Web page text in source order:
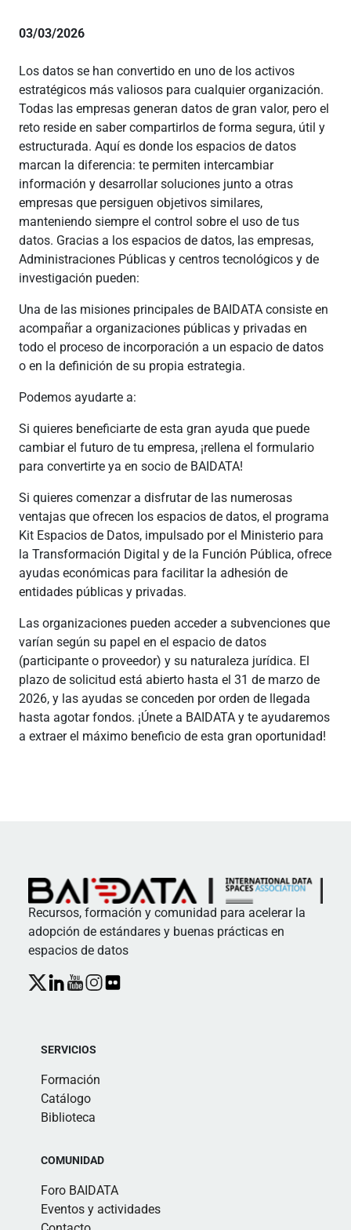
03/03/2026
Los datos se han convertido en uno de los activos
estratégicos más valiosos para cualquier organización.
Todas las empresas generan datos de gran valor, pero el
reto reside en saber compartirlos de forma segura, útil y
estructurada. Aquí es donde los espacios de datos
marcan la diferencia: te permiten intercambiar
información y desarrollar soluciones junto a otras
empresas que persiguen objetivos similares,
manteniendo siempre el control sobre el uso de tus
datos. Gracias a los espacios de datos, las empresas,
Administraciones Públicas y centros tecnológicos y de
investigación pueden:
Una de las misiones principales de BAIDATA consiste en
acompañar a organizaciones públicas y privadas en
todo el proceso de incorporación a un espacio de datos
o en la definición de su propia estrategia.
Podemos ayudarte a:
Si quieres beneficiarte de esta gran ayuda que puede
cambiar el futuro de tu empresa, ¡rellena el formulario
para convertirte ya en socio de BAIDATA!
Si quieres comenzar a disfrutar de las numerosas
ventajas que ofrecen los espacios de datos, el programa
Kit Espacios de Datos, impulsado por el Ministerio para
la Transformación Digital y de la Función Pública, ofrece
ayudas económicas para facilitar la adhesión de
entidades públicas y privadas.
Las organizaciones pueden acceder a subvenciones que
varían según su papel en el espacio de datos
(participante o proveedor) y su naturaleza jurídica. El
plazo de solicitud está abierto hasta el 31 de marzo de
2026, y las ayudas se conceden por orden de llegada
hasta agotar fondos. ¡Únete a BAIDATA y te ayudaremos
a extraer el máximo beneficio de esta gran oportunidad!
Recursos, formación y comunidad para acelerar la
adopción de estándares y buenas prácticas en
espacios de datos
SERVICIOS
Formación
Catálogo
Biblioteca
COMUNIDAD
Foro BAIDATA
Eventos y actividades